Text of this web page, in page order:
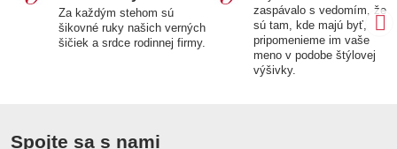
Za každým stehom sú
šikovné ruky našich verných
šičiek a srdce rodinnej firmy.
zaspávalo s vedomím, že
sú tam, kde majú byť,
pripomenieme im vaše
meno v podobe štýlovej
výšivky.
Spojte sa s nami